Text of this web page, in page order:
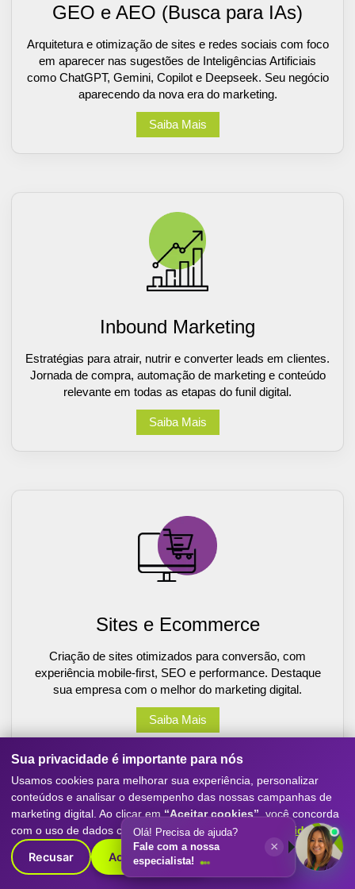
GEO e AEO (Busca para IAs)
Arquitetura e otimização de sites e redes sociais com foco
em aparecer nas sugestões de Inteligências Artificiais
como ChatGPT, Gemini, Copilot e Deepseek. Seu negócio
aparecendo da nova era do marketing.
Saiba Mais
Inbound Marketing
Estratégias para atrair, nutrir e converter leads em clientes.
Jornada de compra, automação de marketing e conteúdo
relevante em todas as etapas do funil digital.
Saiba Mais
Sites e Ecommerce
Criação de sites otimizados para conversão, com
experiência mobile-first, SEO e performance. Destaque
sua empresa com o melhor do marketing digital.
Saiba Mais
Sua privacidade é importante para nós
Usamos cookies para melhorar sua experiência, personalizar
conteúdos e analisar o desempenho das nossas campanhas de
marketing digital. Ao clicar em “Aceitar cookies” , você concorda
com o uso de dados conforme nossaPolítica de Privacidade.
Recusar Aceitar cookies
Olá! Precisa de ajuda?
Fale com a nossa
especialista!
×